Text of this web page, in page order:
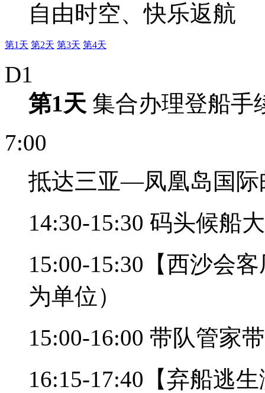
自由时空、快乐返航
第1天 第2天 第3天 第4天
D1
第1天 集合办理登船手
7:00
抵达三亚—凤凰岛国际
14:30-15:30 码头候船
15:00-15:30【西沙会
为单位）
15:00-16:00 带队管家
16:15-17:40【弃船逃